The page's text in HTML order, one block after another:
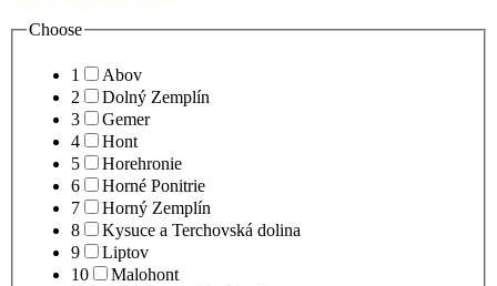
Choose
1
Abov
2
Dolný Zemplín
3
Gemer
4
Hont
5
Horehronie
6
Horné Ponitrie
7
Horný Zemplín
8
Kysuce a Terchovská dolina
9
Liptov
10
Malohont